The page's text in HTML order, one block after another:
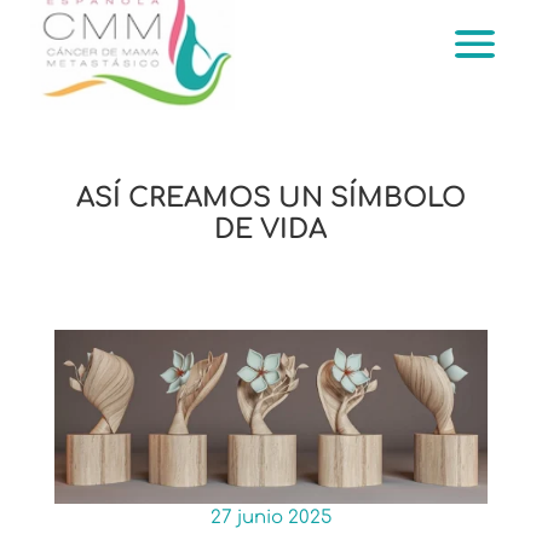
ASÍ CREAMOS UN SÍMBOLO
DE VIDA
27 junio 2025